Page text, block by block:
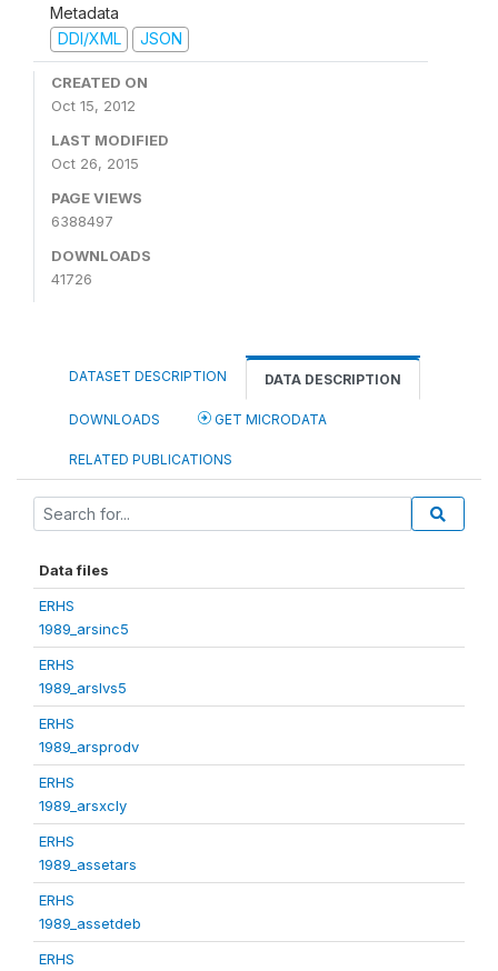
Metadata
DDI/XML
JSON
CREATED ON
Oct 15, 2012
LAST MODIFIED
Oct 26, 2015
PAGE VIEWS
6388497
DOWNLOADS
41726
DATASET DESCRIPTION DATA DESCRIPTION
DOWNLOADS GET MICRODATA
RELATED PUBLICATIONS
Data files
ERHS
1989_arsinc5
ERHS
1989_arslvs5
ERHS
1989_arsprodv
ERHS
1989_arsxcly
ERHS
1989_assetars
ERHS
1989_assetdeb
ERHS